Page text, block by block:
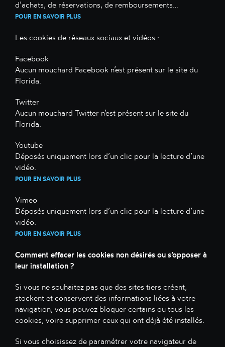
d’achats, de réservations, de remboursements…
POUR EN SAVOIR PLUS
Les cookies de réseaux sociaux et vidéos :
Facebook
Aucun mouchard Facebook n’est présent sur le site du
Florida.
Twitter
Aucun mouchard Twitter n’est présent sur le site du
Florida.
Youtube
Déposés uniquement lors d’un clic pour la lecture d’une
vidéo.
POUR EN SAVOIR PLUS
Vimeo
Déposés uniquement lors d’un clic pour la lecture d’une
vidéo.
POUR EN SAVOIR PLUS
Comment effacer les cookies non désirés ou s’opposer à
leur installation ?
Si vous ne souhaitez pas que des sites tiers créent,
stockent et conservent des informations liées à votre
navigation, vous pouvez bloquer certains ou tous les
cookies, voire supprimer ceux qui ont déjà été installés.
Si vous choisissez de paramétrer votre navigateur de